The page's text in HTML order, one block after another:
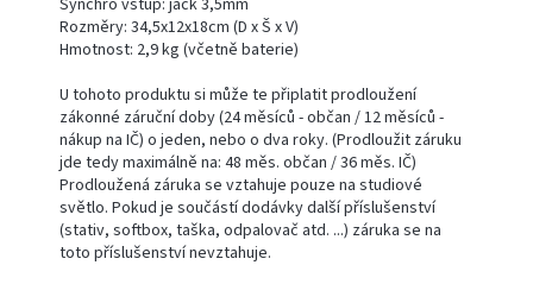
Rozměry: 34,5x12x18cm (D x Š x V)
Hmotnost: 2,9 kg (včetně baterie)
U tohoto produktu si může te připlatit prodloužení
zákonné záruční doby (24 měsíců - občan / 12 měsíců -
nákup na IČ) o jeden, nebo o dva roky. (Prodloužit záruku
jde tedy maximálně na: 48 měs. občan / 36 měs. IČ)
Prodloužená záruka se vztahuje pouze na studiové
světlo. Pokud je součástí dodávky další příslušenství
(stativ, softbox, taška, odpalovač atd. ...) záruka se na
toto příslušenství nevztahuje.